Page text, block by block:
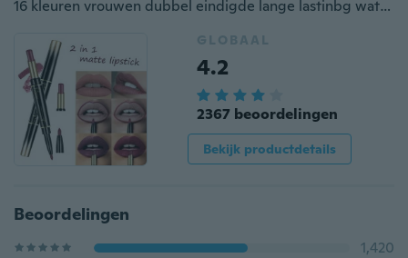
16 kleuren vrouwen dubbel eindigde lange lastinbg waterdichte rode naaktlipliner met matte lippenstift
GLOBAAL
4.2
2367 beoordelingen
Bekijk productdetails
Beoordelingen
1,420